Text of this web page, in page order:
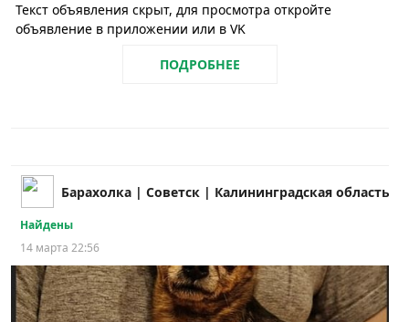
Текст объявления скрыт, для просмотра откройте
объявление в приложении или в VK
ПОДРОБНЕЕ
Барахолка | Советск | Калининградская область
Найдены
14 марта 22:56